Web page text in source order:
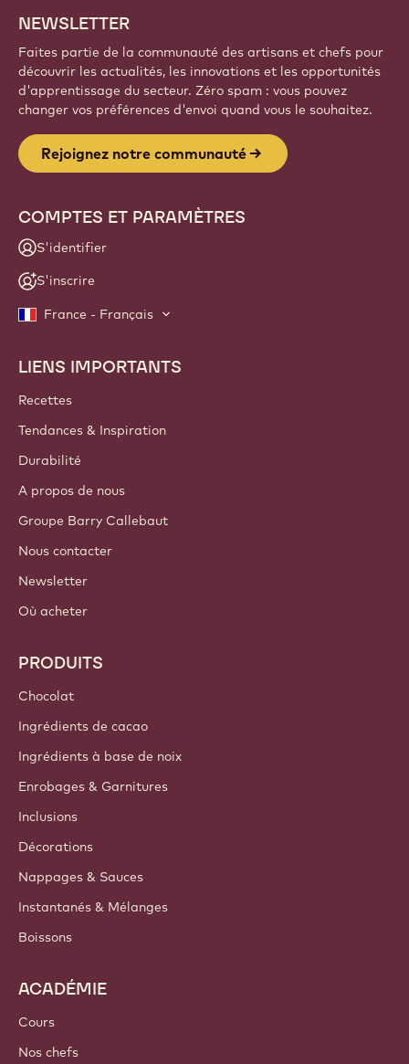
NEWSLETTER
Faites partie de la communauté des artisans et chefs pour
découvrir les actualités, les innovations et les opportunités
d'apprentissage du secteur. Zéro spam : vous pouvez
changer vos préférences d'envoi quand vous le souhaitez.
Rejoignez notre communauté
COMPTES ET PARAMÈTRES
S'identifier
S'inscrire
France - Français
Footer
Callebaut
LIENS IMPORTANTS
Recettes
Tendances & Inspiration
Durabilité
A propos de nous
Groupe Barry Callebaut
Nous contacter
Newsletter
Où acheter
PRODUITS
Chocolat
Ingrédients de cacao
Ingrédients à base de noix
Enrobages & Garnitures
Inclusions
Décorations
Nappages & Sauces
Instantanés & Mélanges
Boissons
ACADÉMIE
Cours
Nos chefs